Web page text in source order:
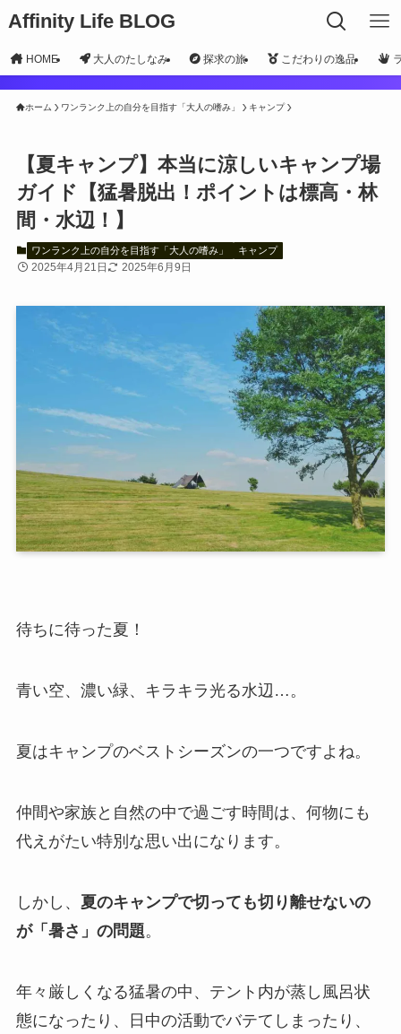
Affinity Life BLOG
HOME 大人のたしなみ 探求の旅 こだわりの逸品
ホーム ワンランク上の自分を目指す「大人の嗜み」 キャンプ
【夏キャンプ】本当に涼しいキャンプ場
ガイド【猛暑脱出！ポイントは標高・林
間・水辺！】
ワンランク上の自分を目指す「大人の嗜み」 キャンプ
2025年4月21日 2025年6月9日
待ちに待った夏！
青い空、濃い緑、キラキラ光る水辺…。
夏はキャンプのベストシーズンの一つですよね。
仲間や家族と自然の中で過ごす時間は、何物にも
代えがたい特別な思い出になります。
しかし、 夏のキャンプで切っても切り離せないの
が「暑さ」の問題。
年々厳しくなる猛暑の中、テント内が蒸し風呂状
態になったり、日中の活動でバテてしまったり、